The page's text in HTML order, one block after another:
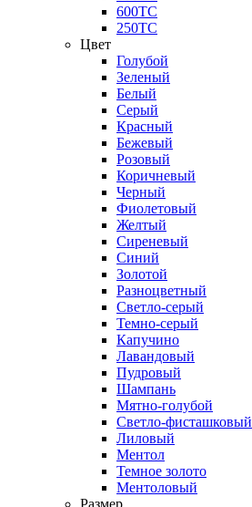
600ТС
250ТС
Цвет
Голубой
Зеленый
Белый
Серый
Красный
Бежевый
Розовый
Коричневый
Черный
Фиолетовый
Желтый
Сиреневый
Синий
Золотой
Разноцветный
Светло-серый
Темно-серый
Капучино
Лавандовый
Пудровый
Шампань
Мятно-голубой
Светло-фисташковый
Лиловый
Ментол
Темное золото
Ментоловый
Размер